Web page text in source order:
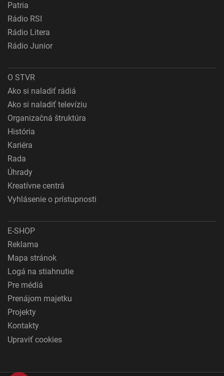
Patria
Rádio RSI
Rádio Litera
Rádio Junior
O STVR
Ako si naladiť rádiá
Ako si naladiť televíziu
Organizačná štruktúra
História
Kariéra
Rada
Úhrady
Kreatívne centrá
Vyhlásenie o prístupnosti
E-SHOP
Reklama
Mapa stránok
Logá na stiahnutie
Pre médiá
Prenájom majetku
Projekty
Kontakty
Upraviť cookies